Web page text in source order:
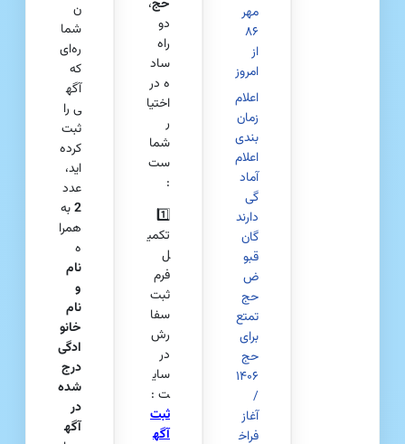
مهر
۸۶
از
امروز
اعلام
زمان‌
بندی
اعلام
آماد
گی
دارند
گان
قبو
ض
حج
تمتع
برای
حج
۱۴۰۶
/
آغاز
فراخ
حج،
دو
راه
ساد
ه در
اختیا
ر
شما
ست
:
1️⃣
تکمی
ل
فرم
ثبت
سفا
رش
در
سای
ت :
ثبت
آگه
ن
شما
ره‌ای
که
آگه
ی را
ثبت
کرده‌
اید،
عدد
2به
همرا
ه
نام
و
نام
خانو
ادگی
درج‌
شده
در
آگه